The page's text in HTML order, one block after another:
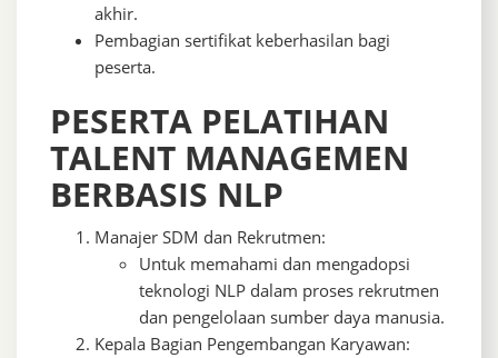
akhir.
Pembagian sertifikat keberhasilan bagi
peserta.
PESERTA PELATIHAN
TALENT MANAGEMEN
BERBASIS NLP
Manajer SDM dan Rekrutmen:
Untuk memahami dan mengadopsi
teknologi NLP dalam proses rekrutmen
dan pengelolaan sumber daya manusia.
Kepala Bagian Pengembangan Karyawan: